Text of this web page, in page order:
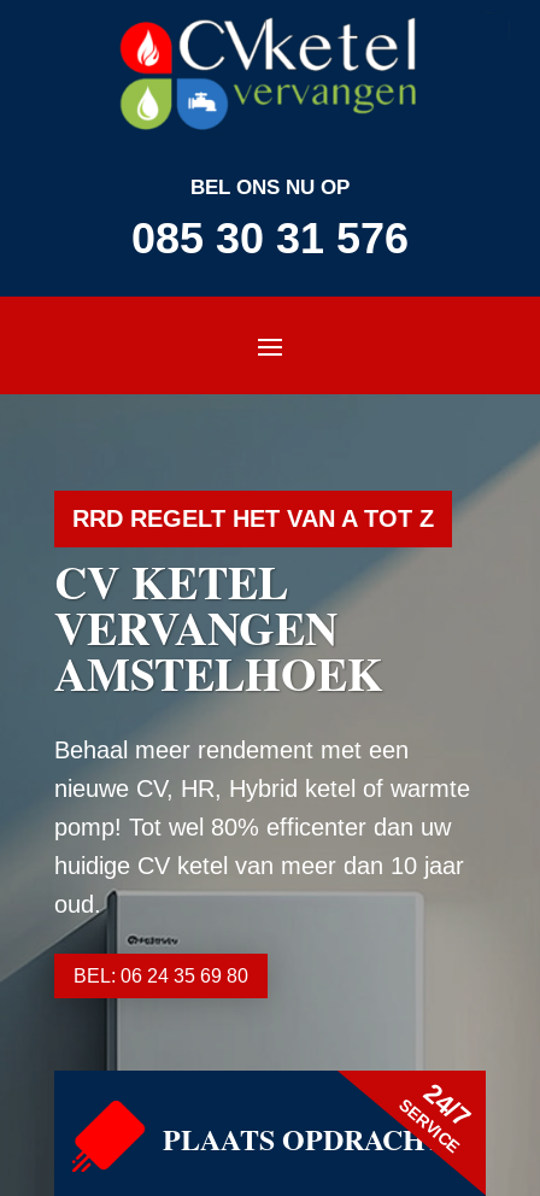
BEL ONS NU OP
085 30 31 576
RRD REGELT HET VAN A TOT Z
CV KETEL
VERVANGEN
AMSTELHOEK
Behaal meer rendement met een
nieuwe CV, HR, Hybrid ketel of warmte
pomp! Tot wel 80% efficenter dan uw
huidige CV ketel van meer dan 10 jaar
oud.
BEL: 06 24 35 69 80
PLAATS OPDRACHT
24/7
SERVICE